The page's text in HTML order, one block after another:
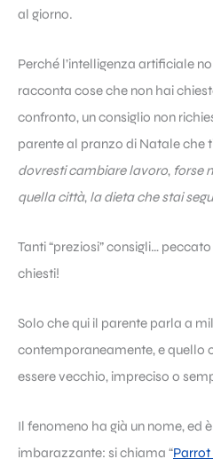
al giorno.
Perché l’intelligenza artificiale
racconta cose che non hai
confronto, un consiglio non
parente al pranzo di Natale che
dovresti cambiare lavoro, forse
quella città, la dieta che stai
Tanti “preziosi” consigli…
chiesti!
Solo che qui il parente parla a
contemporaneamente, e quello
essere vecchio, impreciso o
Il fenomeno ha già un nome, ed
imbarazzante: si chiama “